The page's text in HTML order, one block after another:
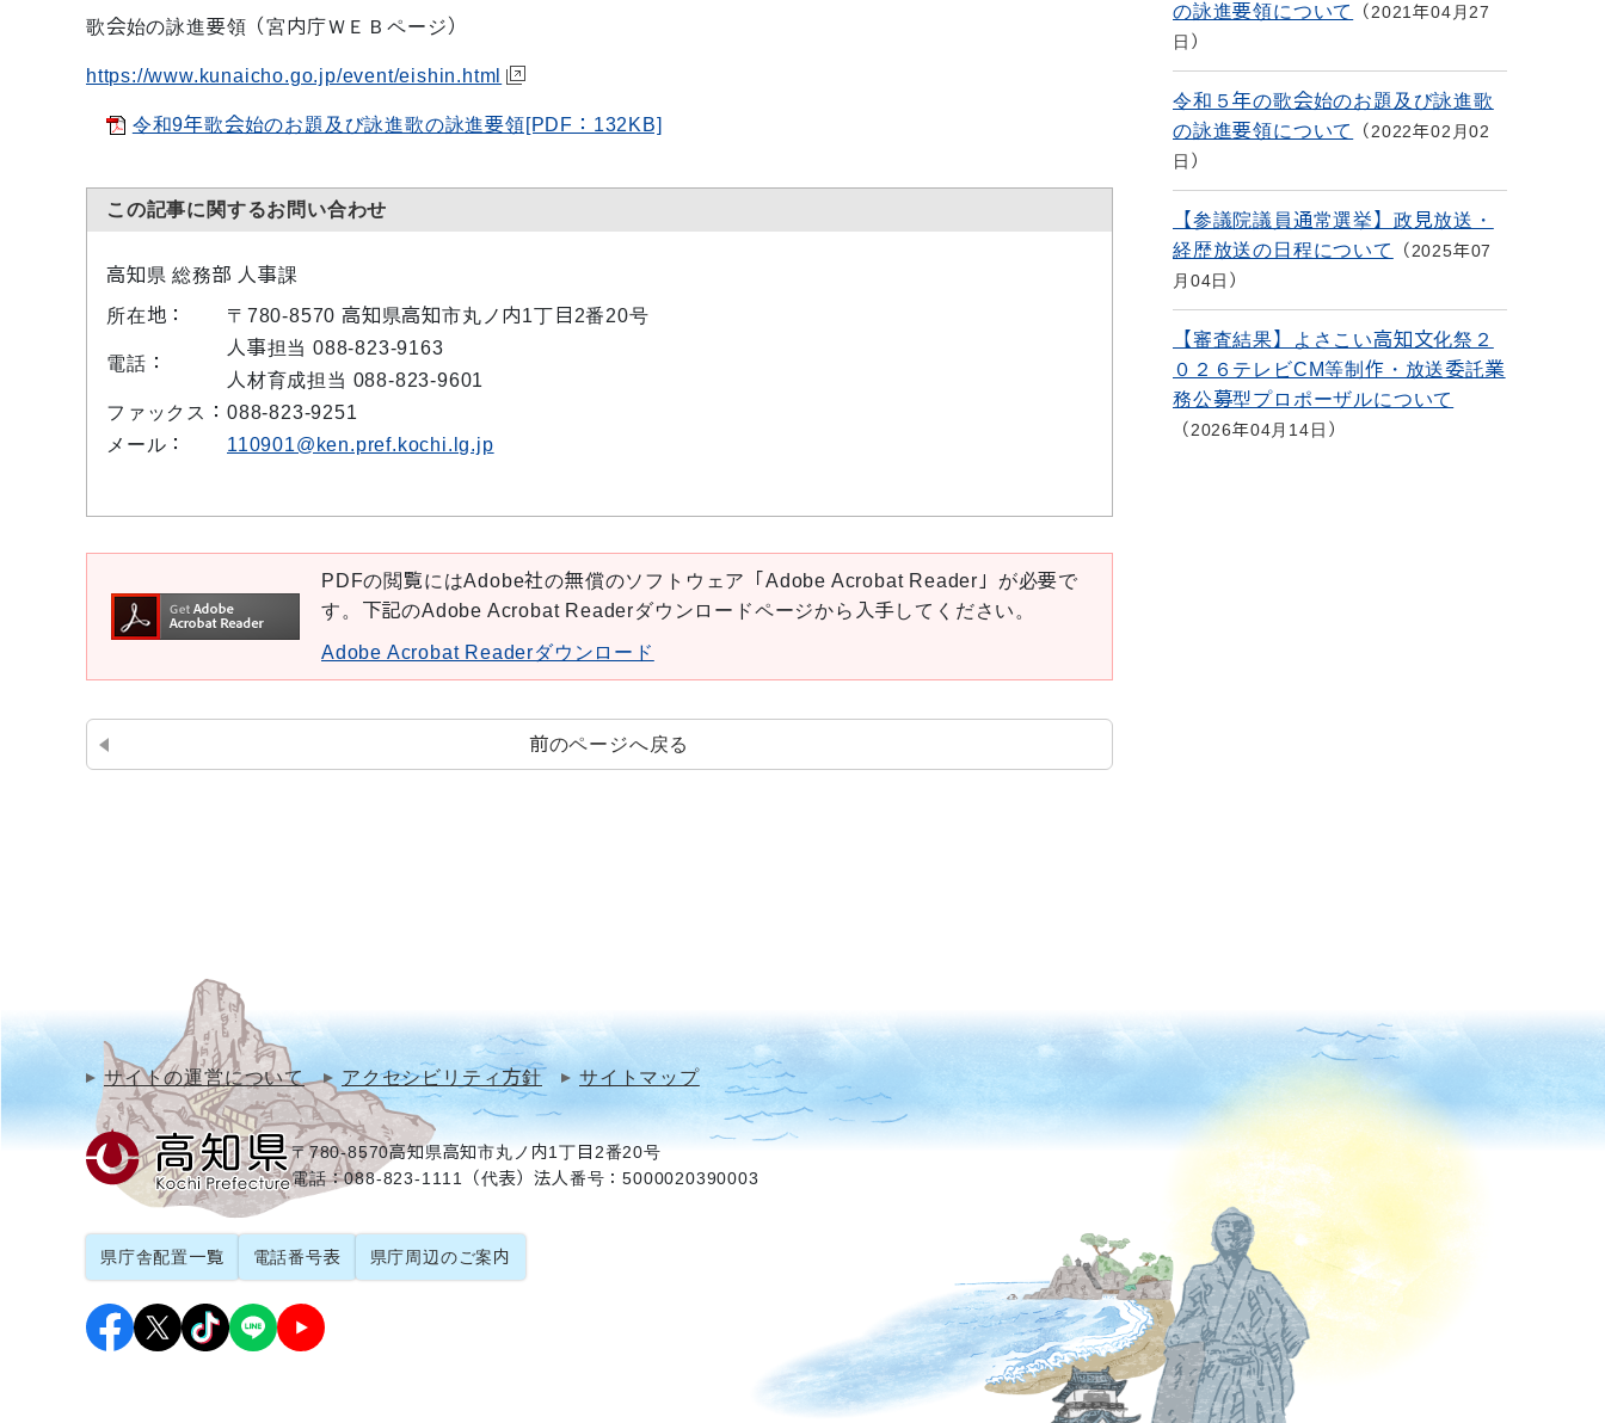
歌会始の詠進要領（宮内庁ＷＥＢページ）
https://www.kunaicho.go.jp/event/eishin.html
令和9年歌会始のお題及び詠進歌の詠進要領[PDF：132KB]
この記事に関するお問い合わせ
高知県 総務部 人事課
所在地：
〒780-8570 高知県高知市丸ノ内1丁目2番20号
電話：
人事担当 088-823-9163
人材育成担当 088-823-9601
ファックス： 088-823-9251
メール：
110901@ken.pref.kochi.lg.jp
PDFの閲覧にはAdobe社の無償のソフトウェア「Adobe Acrobat Reader」が必要で
す。下記のAdobe Acrobat Readerダウンロードページから入手してください。
Adobe Acrobat Readerダウンロード
前のページへ戻る
の詠進要領について
2021年04月27
日
令和５年の歌会始のお題及び詠進歌
の詠進要領について
2022年02月02
日
【参議院議員通常選挙】政見放送・
経歴放送の日程について
2025年07
月04日
【審査結果】よさこい高知文化祭２
０２６テレビCM等制作・放送委託業
務公募型プロポーザルについて
2026年04月14日
サイトの運営について アクセシビリティ方針 サイトマップ
〒780-8570高知県高知市丸ノ内1丁目2番20号
電話：088-823-1111（代表）法人番号：5000020390003
県庁舎配置一覧 電話番号表 県庁周辺のご案内